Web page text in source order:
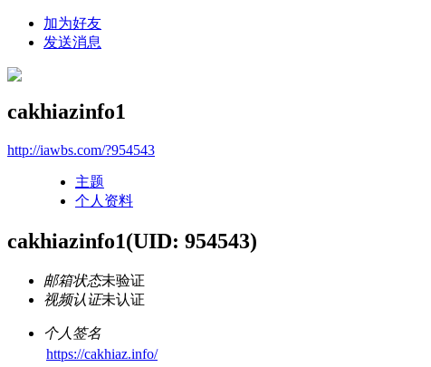
加为好友
发送消息
cakhiazinfo1
http://iawbs.com/?954543
主题
个人资料
cakhiazinfo1(UID: 954543)
邮箱状态未验证
视频认证未认证
个人签名
https://cakhiaz.info/